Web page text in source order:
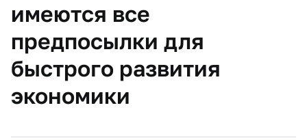
имеются все
предпосылки для
быстрого развития
экономики